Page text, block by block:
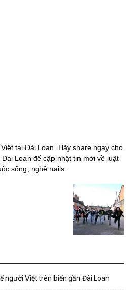
tại Đài Loan. Hãy share ngay cho
Loan để cập nhật tin mới về luật
sống, nghề nails.
người Việt trên biển gần Đài Loan